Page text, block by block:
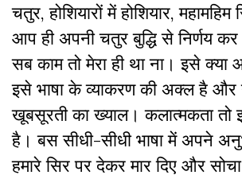
चतुर, होशियारों में होशियार,
आप ही अपनी चतुर बुद्धि से निर्णय
सब काम तो मेरा ही था ना। इसे क्या
इसे भाषा के व्याकरण की अक्ल है और
खूबसूरती का ख्याल। कलात्मकता तो
है। बस सीधी-सीधी भाषा में अपने
हमारे सिर पर देकर मार दिए और